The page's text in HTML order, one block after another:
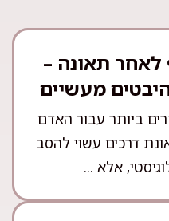
לאחר תאונה –
מעשיים
ביותר עבור האדם
דרכים עשוי להסב
אלא ...